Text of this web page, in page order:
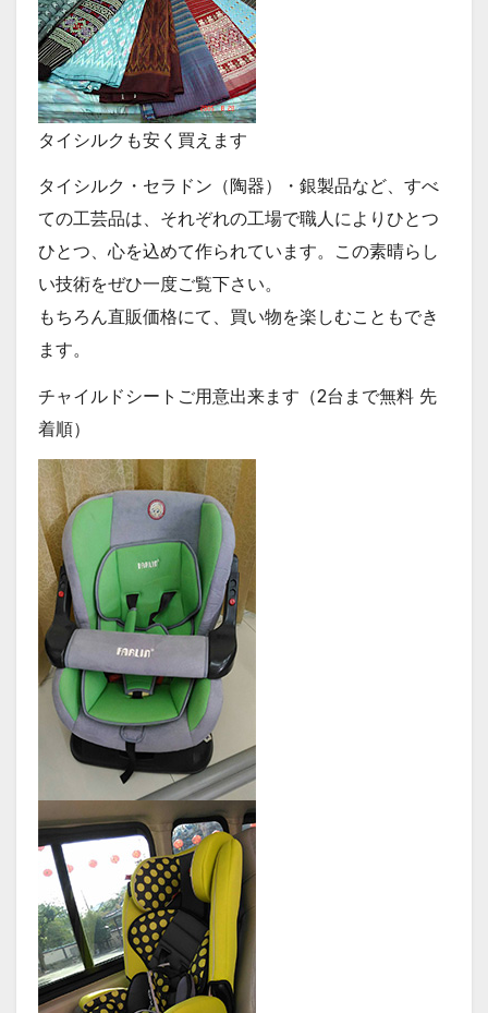
タイシルクも安く買えます
タイシルク・セラドン（陶器）・銀製品など、すべ
ての工芸品は、それぞれの工場で職人によりひとつ
ひとつ、心を込めて作られています。この素晴らし
い技術をぜひ一度ご覧下さい。
もちろん直販価格にて、買い物を楽しむこともでき
ます。
チャイルドシートご用意出来ます（2台まで無料 先
着順）